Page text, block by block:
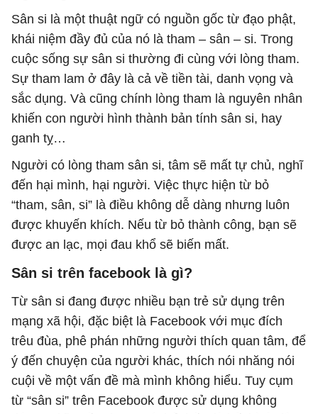
Sân si là một thuật ngữ có nguồn gốc từ đạo phật,
khái niệm đầy đủ của nó là tham – sân – si. Trong
cuộc sống sự sân si thường đi cùng với lòng tham.
Sự tham lam ở đây là cả về tiền tài, danh vọng và
sắc dụng. Và cũng chính lòng tham là nguyên nhân
khiến con người hình thành bản tính sân si, hay
ganh tỵ…
Người có lòng tham sân si, tâm sẽ mất tự chủ, nghĩ
đến hại mình, hại người. Việc thực hiện từ bỏ
“tham, sân, si” là điều không dễ dàng nhưng luôn
được khuyến khích. Nếu từ bỏ thành công, bạn sẽ
được an lạc, mọi đau khổ sẽ biến mất.
Sân si trên facebook là gì?
Từ sân si đang được nhiều bạn trẻ sử dụng trên
mạng xã hội, đặc biệt là Facebook với mục đích
trêu đùa, phê phán những người thích quan tâm, để
ý đến chuyện của người khác, thích nói nhăng nói
cuội về một vấn đề mà mình không hiểu. Tuy cụm
từ “sân si” trên Facebook được sử dụng không